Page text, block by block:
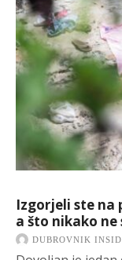
Izgorjeli ste na
a što nikako
DUBROVNIK